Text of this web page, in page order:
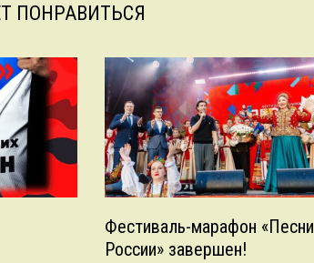
ПОНРАВИТЬСЯ
Фестиваль-марафон «Песни
России» завершен!